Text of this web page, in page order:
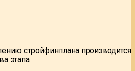
стройфинплана производится
этапа.